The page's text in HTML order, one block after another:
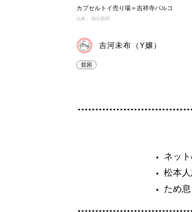
カプセルトイ売り場＝吉祥寺パルコ
出典： 朝日新聞
吉河未布（Y嬢）
貧困
ネッ
松本
ため